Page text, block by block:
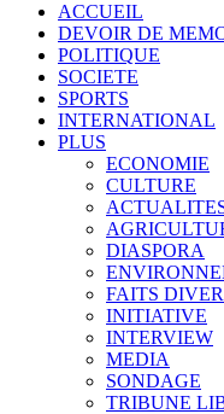
ACCUEIL
DEVOIR DE
POLITIQUE
SOCIETE
SPORTS
INTERNATIONAL
PLUS
ECONOMIE
CULTURE
DIASPORA
FAITS
INITIATIVE
INTERVIEW
MEDIA
SONDAGE
TRIBUNE